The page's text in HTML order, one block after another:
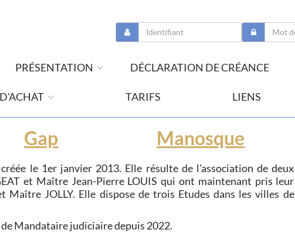
PRÉSENTATION DÉCLARATION DE CRÉANCE
TARIFS LIENS
Gap Manosque
créée le 1er janvier 2013. Elle résulte de l'association de deux
et Maître Jean-Pierre LOUIS qui ont maintenant pris leur
JOLLY. Elle dispose de trois Etudes dans les villes de
Mandataire judiciaire depuis 2022.